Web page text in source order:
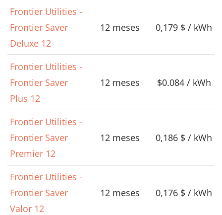
Frontier Utilities -
Frontier Saver
Deluxe 12
12 meses 0,179 $ / kWh
Frontier Utilities -
Frontier Saver
Plus 12
12 meses $0.084 / kWh
Frontier Utilities -
Frontier Saver
Premier 12
12 meses 0,186 $ / kWh
Frontier Utilities -
Frontier Saver
Valor 12
12 meses 0,176 $ / kWh